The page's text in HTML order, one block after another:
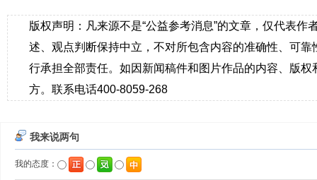
版权声明：凡来源不是“公益参考消息”的文章，仅代表
述、观点判断保持中立，不对所包含内容的准确性、可
行承担全部责任。如因新闻稿件和图片作品的内容、版
方。联系电话400-8059-268